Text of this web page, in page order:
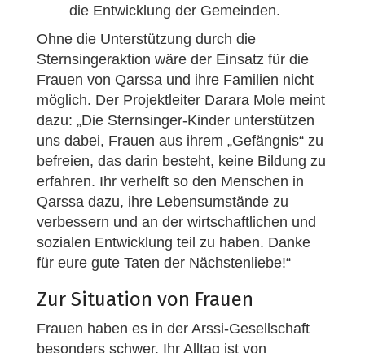
die Entwicklung der Gemeinden.
Ohne die Unterstützung durch die
Sternsingeraktion wäre der Einsatz für die
Frauen von Qarssa und ihre Familien nicht
möglich. Der Projektleiter Darara Mole meint
dazu: „Die Sternsinger-Kinder unterstützen
uns dabei, Frauen aus ihrem „Gefängnis“ zu
befreien, das darin besteht, keine Bildung zu
erfahren. Ihr verhelft so den Menschen in
Qarssa dazu, ihre Lebensumstände zu
verbessern und an der wirtschaftlichen und
sozialen Entwicklung teil zu haben. Danke
für eure gute Taten der Nächstenliebe!“
Zur Situation von Frauen
Frauen haben es in der Arssi-Gesellschaft
besonders schwer. Ihr Alltag ist von